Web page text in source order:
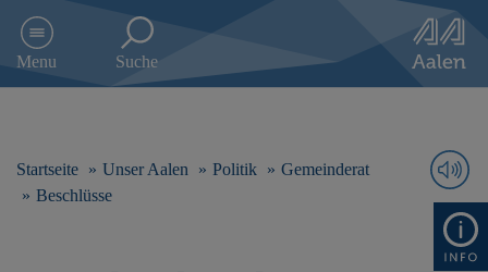
e
Menu Suche
Startseite Unser Aalen Politik
Gemeinderat
Beschlüsse